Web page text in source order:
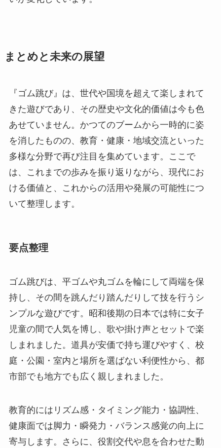
まとめと未来の展望
『ゴム跳び』は、世代や国境を超えて楽しまれて
きた遊びであり、その歴史や文化的価値は今も色
あせていません。かつてのブームから一時的に姿
を消したものの、教育・健康・地域交流といった
多様な分野で再び注目を集めています。ここで
は、これまでの歩みを振り返りながら、現代にお
ける価値と、これからの活用や発展の可能性につ
いて整理します。
要点整理
ゴム跳びは、平ゴムや丸ゴムを輪にして両端を保
持し、その間を跳んだり踏んだりして技を行うシ
ンプルな遊びです。昭和後期の日本では特に女子
児童の間で人気を博し、歌や掛け声とセットで楽
しまれました。道具が安価で持ち運びやすく、校
庭・公園・室内と場所を選ばない利便性から、都
市部でも地方でも広く親しまれました。
教育的にはリズム感・タイミング能力・協調性、
健康面では脚力・瞬発力・バランス感覚の向上に
寄与します。さらに、役割交代や息を合わせた動